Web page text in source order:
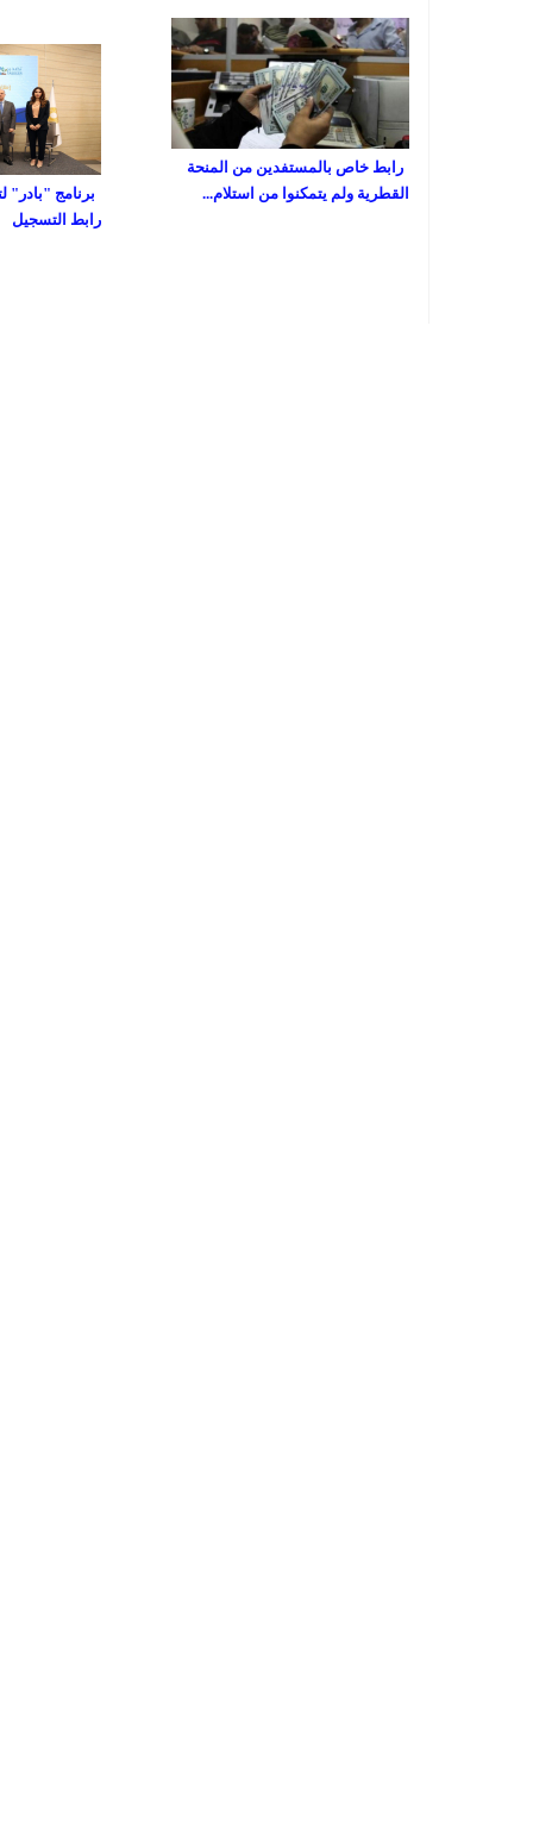
رابط خاص بالمستفدين من المنحة
القطرية ولم يتمكنوا من استلام...
برنامج "بادر"
رابط التسجيل